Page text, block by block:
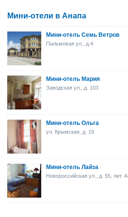
Мини-отели в Анапа
Мини-отель Семь Ветров
Пальмовая ул., д.4
Мини-отель Мария
Заводская ул., д. 103
Мини-отель Ольга
ул. Крымская, д. 19
Мини-отель Лайза
Новороссийская ул., д. 55, лит. А